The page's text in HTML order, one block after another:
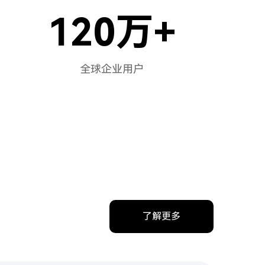
120万+
全球企业用户
了解更多